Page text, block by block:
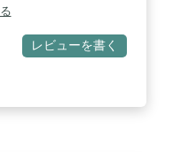
レビューを書く